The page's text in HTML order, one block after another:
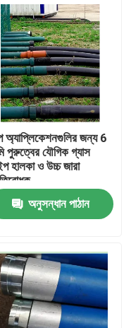
অ্যাপ্লিকেশনগুলির জন্য 6
পুরুত্বের যৌগিক গ্যাস
হালকা ও উচ্চ জারা
অনুসন্ধান পাঠান